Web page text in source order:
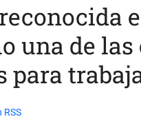
una de
para
RSS